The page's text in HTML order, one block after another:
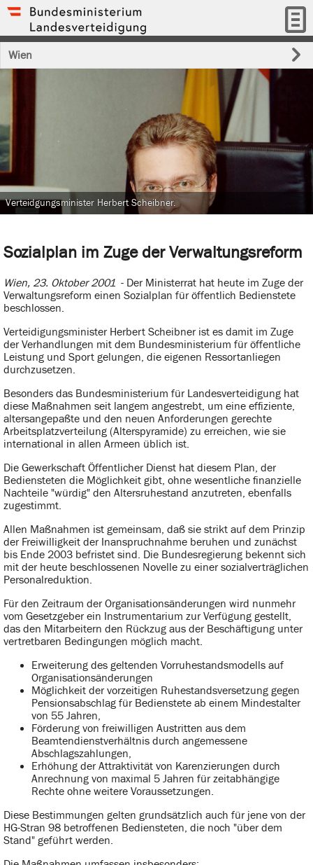
Wien
Sozialplan im Zuge der Verwaltungsreform
Wien, 23. Oktober 2001 - Der Ministerrat hat heute im Zuge der
Verwaltungsreform einen Sozialplan für öffentlich Bedienstete
beschlossen.
Verteidigungsminister Herbert Scheibner ist es damit im Zuge
der Verhandlungen mit dem Bundesministerium für öffentliche
Leistung und Sport gelungen, die eigenen Ressortanliegen
durchzusetzen.
Besonders das Bundesministerium für Landesverteidigung hat
diese Maßnahmen seit langem angestrebt, um eine effiziente,
altersangepaßte und den neuen Anforderungen gerechte
Arbeitsplatzverteilung (Alterspyramide) zu erreichen, wie sie
international in allen Armeen üblich ist.
Die Gewerkschaft Öffentlicher Dienst hat diesem Plan, der
Bediensteten die Möglichkeit gibt, ohne wesentliche finanzielle
Nachteile "würdig" den Altersruhestand anzutreten, ebenfalls
zugestimmt.
Allen Maßnahmen ist gemeinsam, daß sie strikt auf dem Prinzip
der Freiwilligkeit der Inanspruchnahme beruhen und zunächst
bis Ende 2003 befristet sind. Die Bundesregierung bekennt sich
mit der heute beschlossenen Novelle zu einer sozialverträglichen
Personalreduktion.
Für den Zeitraum der Organisationsänderungen wird nunmehr
vom Gesetzgeber ein Instrumentarium zur Verfügung gestellt,
das den Mitarbeitern den Rückzug aus der Beschäftigung unter
vertretbaren Bedingungen möglich macht.
Erweiterung des geltenden Vorruhestandsmodells auf
Organisationsänderungen
Möglichkeit der vorzeitigen Ruhestandsversetzung gegen
Pensionsabschlag für Bedienstete ab einem Mindestalter
von 55 Jahren,
Förderung von freiwilligen Austritten aus dem
Beamtendienstverhältnis durch angemessene
Abschlagszahlungen,
Erhöhung der Attraktivität von Karenzierungen durch
Anrechnung von maximal 5 Jahren für zeitabhängige
Rechte ohne weitere Voraussetzungen.
Diese Bestimmungen gelten grundsätzlich auch für jene von der
HG-Stran 98 betroffenen Bediensteten, die noch "über dem
Stand" geführt werden.
Verteidgungsminister Herbert Scheibner.